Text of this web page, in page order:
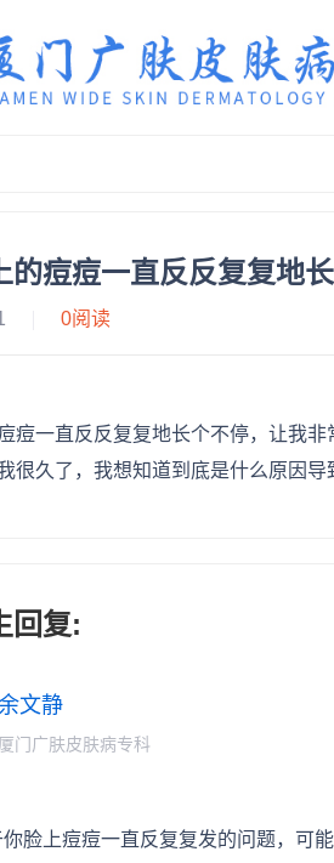
的痘痘一直反反复复地
0阅读
痘一直反反复复地长个不停，让我
很久了，我想知道到底是什么原因
回复:
文静
厦门广肤皮肤病专科
脸上痘痘一直反复复发的问题，可